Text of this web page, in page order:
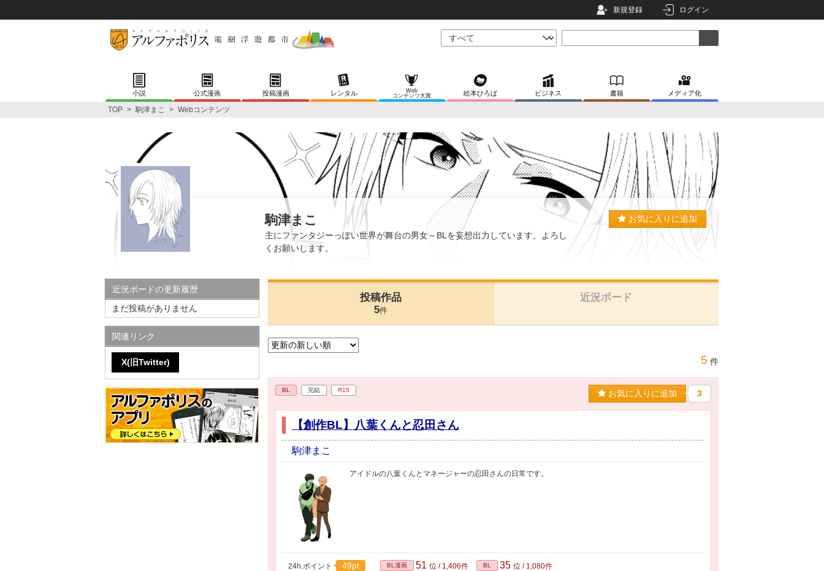
新規登録 ログイン
小説 公式漫画 投稿漫画 レンタル
Web
コンテンツ大賞
絵本ひろば ビジネス 書籍 メディア化
TOP > 駒津まこ > Webコンテンツ
駒津まこ
主にファンタジーっぽい世界が舞台の男女～BLを妄想出力しています。よろし
くお願いします。
お気に入りに追加
投稿作品
5件
近況ボード
5 件
BL 完結 R15 お気に入りに追加 3
【創作BL】八葉くんと忍田さん
駒津まこ
アイドルの八葉くんとマネージャーの忍田さんの日常です。
24h.ポイント 49pt BL漫画 51 位 / 1,406件 BL 35 位 / 1,080件
近況ボードの更新履歴
まだ投稿がありません
関連リンク
X(旧Twitter)